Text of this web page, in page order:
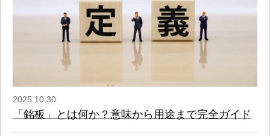
2025.10.30
「銘板」とは何か？意味から用途まで完全ガイド